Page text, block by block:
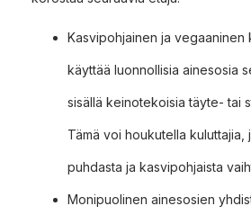
Kasvipohjainen ja vegaaninen
käyttää luonnollisia ainesosia
sisällä keinotekoisia täyte- tai
Tämä voi houkutella kuluttajia,
puhdasta ja kasvipohjaista
Monipuolinen ainesosien